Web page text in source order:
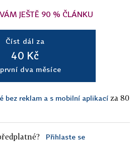
JEŠTĚ 90 % ČLÁNKU
Číst dál za
40 Kč
dva měsíce
bez reklam a s mobilní aplikací za 80
Přihlaste se